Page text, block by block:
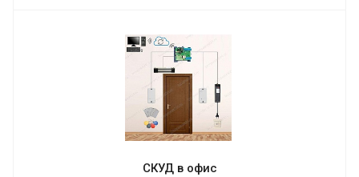
настройка доступа по картам и брелкам
при необходимости - подключение к СКУД и
системе учета рабочего времени
- подскажем оптимальный
комплект и предложим подходящее типовое
СКУД в офис